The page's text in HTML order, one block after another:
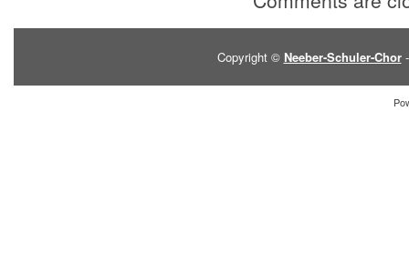
Copyright © Neeber-Schuler-Chor-